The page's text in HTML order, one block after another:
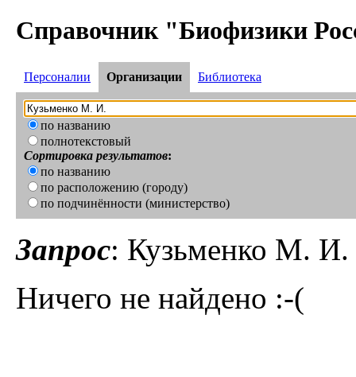
Справочник "Биофизики
Персоналии Организации Библиотека
по названию
полнотекстовый
Сортировка результатов:
по названию
по расположению (городу)
по подчинённости (министерство)
Запрос: Кузьменко М. И.
Ничего не найдено :-(